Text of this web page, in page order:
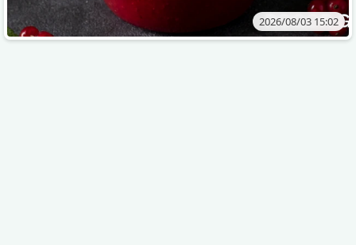
2026/08/03 15:02